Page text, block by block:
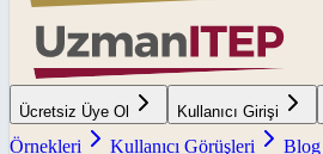
Ücretsiz Üye Ol Kullanıcı Girişi
Örnekleri
Kullanıcı Görüşleri Blog